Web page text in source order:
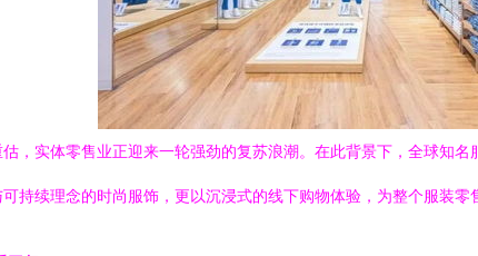
，实体零售业正迎来一轮强劲的复苏浪潮。在此背景下，全球知
持续理念的时尚服饰，更以沉浸式的线下购物体验，为整个服装零